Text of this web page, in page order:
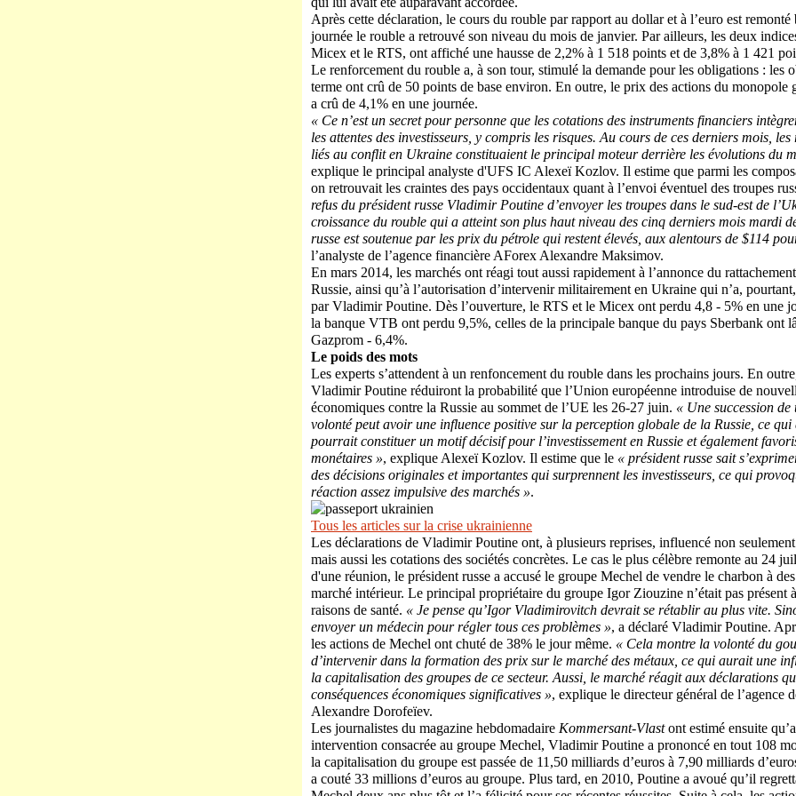
Après cette déclaration, le cours du rouble par rapport au dollar et à l’euro est remonté
journée le rouble a retrouvé son niveau du mois de janvier. Par ailleurs, les deux
Micex et le RTS, ont affiché une hausse de 2,2% à 1 518 points et de 3,8% à 1 421
Le renforcement du rouble a, à son tour, stimulé la demande pour les obligations : les
terme ont crû de 50 points de base environ. En outre, le prix des actions du monopole
a crû de 4,1% en une journée.
« Ce n’est un secret pour personne que les cotations des instruments financiers
les attentes des investisseurs, y compris les risques. Au cours de ces derniers mois,
liés au conflit en Ukraine constituaient le principal moteur derrière les évolutions du
explique le principal analyste d'UFS IC Alexeï Kozlov. Il estime que parmi les
on retrouvait les craintes des pays occidentaux quant à l’envoi éventuel des troupes
refus du président russe Vladimir Poutine d’envoyer les troupes dans le sud-est de
croissance du rouble qui a atteint son plus haut niveau des cinq derniers mois mardi
russe est soutenue par les prix du pétrole qui restent élevés, aux alentours de $114
l’analyste de l’agence financière AForex Alexandre Maksimov.
En mars 2014, les marchés ont réagi tout aussi rapidement à l’annonce du
Russie, ainsi qu’à l’autorisation d’intervenir militairement en Ukraine qui n’a,
par Vladimir Poutine. Dès l’ouverture, le RTS et le Micex ont perdu 4,8 - 5% en une
la banque VTB ont perdu 9,5%, celles de la principale banque du pays Sberbank ont
Gazprom - 6,4%.
Le poids des mots
Les experts s’attendent à un renfoncement du rouble dans les prochains jours. En
Vladimir Poutine réduiront la probabilité que l’Union européenne introduise de
économiques contre la Russie au sommet de l’UE les 26-27 juin. « Une succession de
volonté peut avoir une influence positive sur la perception globale de la Russie, ce
pourrait constituer un motif décisif pour l’investissement en Russie et également
monétaires », explique Alexeï Kozlov. Il estime que le « président russe sait
des décisions originales et importantes qui surprennent les investisseurs, ce qui
réaction assez impulsive des marchés ».
Tous les articles sur la crise ukrainienne
Les déclarations de Vladimir Poutine ont, à plusieurs reprises, influencé non
mais aussi les cotations des sociétés concrètes. Le cas le plus célèbre remonte au 24
d'une réunion, le président russe a accusé le groupe Mechel de vendre le charbon à
marché intérieur. Le principal propriétaire du groupe Igor Ziouzine n’était pas présent
raisons de santé. « Je pense qu’Igor Vladimirovitch devrait se rétablir au plus vite.
envoyer un médecin pour régler tous ces problèmes », a déclaré Vladimir Poutine.
les actions de Mechel ont chuté de 38% le jour même. « Cela montre la volonté du
d’intervenir dans la formation des prix sur le marché des métaux, ce qui aurait une
la capitalisation des groupes de ce secteur. Aussi, le marché réagit aux déclarations
conséquences économiques significatives », explique le directeur général de l’agence
Alexandre Dorofeïev.
Les journalistes du magazine hebdomadaire Kommersant-Vlastont estimé ensuite
intervention consacrée au groupe Mechel, Vladimir Poutine a prononcé en tout 108
la capitalisation du groupe est passée de 11,50 milliards d’euros à 7,90 milliards
a couté 33 millions d’euros au groupe. Plus tard, en 2010, Poutine a avoué qu’il